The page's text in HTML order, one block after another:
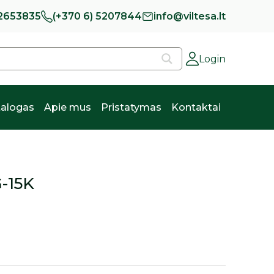
(+370 6) 5207844 info@viltesa.lt
Login
Apie mus Pristatymas Kontaktai